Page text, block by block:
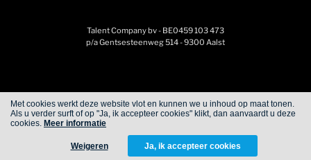
Talent Company bv - BE0459 103 473
p/a Gentsesteenweg 514 - 9300 Aalst
Cookies Privacy
FROM ALWAYS AWAKE
Met cookies werkt deze website vlot en kunnen we u inhoud op maat tonen.
Als u verder surft of op "Ja, ik accepteer cookies" klikt, dan aanvaardt u deze
cookies. Meer informatie
Weigeren Ja, ik accepteer cookies